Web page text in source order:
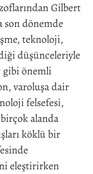
Gilbert
son dönemde
teknoloji,
düşünceleriyle
gibi önemli
varoluşa dair
felsefesi,
alanda
köklü bir
eleştirirken